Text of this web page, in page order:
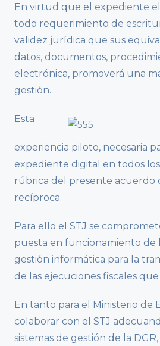
En virtud que el expediente
todo requerimiento de
validez jurídica que sus
datos, documentos,
electrónica, promoverá una
gestión.
Esta
experiencia piloto, necesaria
expediente digital en todos
rúbrica del presente acuerdo
recíproca.
Para ello el STJ se
puesta en funcionamiento de
gestión informática para la
de las ejecuciones fiscales que
En tanto para el Ministerio de
colaborar con el STJ
sistemas de gestión de la